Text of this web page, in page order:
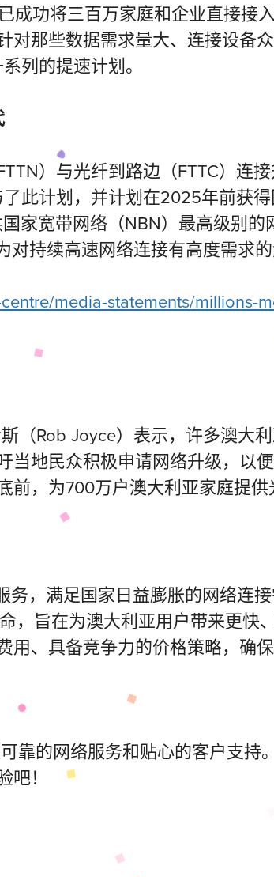
成功将三百万家庭和企业直接接
那些数据需求量大、连接设备
列的提速计划。
）与光纤到路边（FTTC）连
此计划，并计划在2025年前获
家宽带网络（NBN）最高级别
对持续高速网络连接有高度需求
media-statements/millions-
（Rob Joyce）表示，许多澳大
地民众积极申请网络升级，以
，为700万户澳大利亚家庭提供
，满足国家日益膨胀的网络连
，旨在为澳大利亚用户带来更快
用、具备竞争力的价格策略，确
靠的网络服务和贴心的客户支持
！